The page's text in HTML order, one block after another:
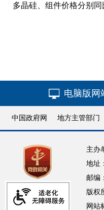
多晶硅、组件价格分别同
电脑版网
中国政府网 地方主管部门
主办
地址
邮编
版权
网站